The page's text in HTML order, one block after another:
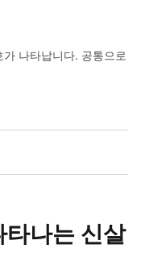
나타납니다. 공통으로
타나는 신살